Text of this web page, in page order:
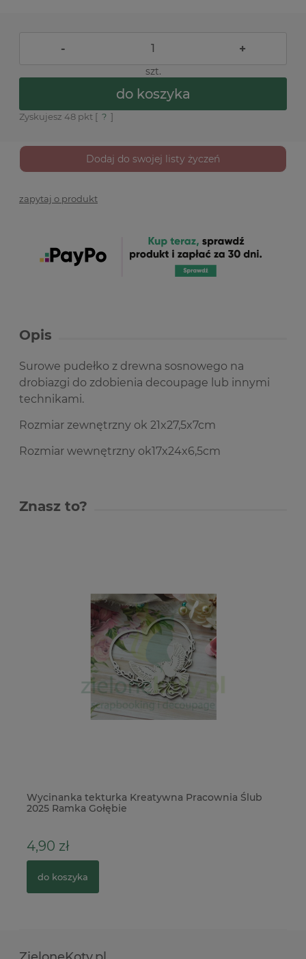
- +
szt.
do koszyka
Zyskujesz 48 pkt [ ? ]
Dodaj do swojej listy życzeń
zapytaj o produkt
Opis
Surowe pudełko z drewna sosnowego na
drobiazgi do zdobienia decoupage lub innymi
technikami.
Rozmiar zewnętrzny ok 21x27,5x7cm
Rozmiar wewnętrzny ok17x24x6,5cm
Znasz to?
Wycinanka tekturka Kreatywna Pracownia Ślub
2025 Ramka Gołębie
4,90 zł
do koszyka